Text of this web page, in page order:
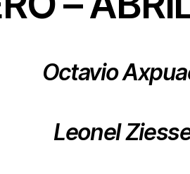
Octavio
Leonel